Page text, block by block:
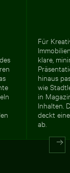
Für
klare,
hinaus
wie
in
Inhalten.
deckt
ab.